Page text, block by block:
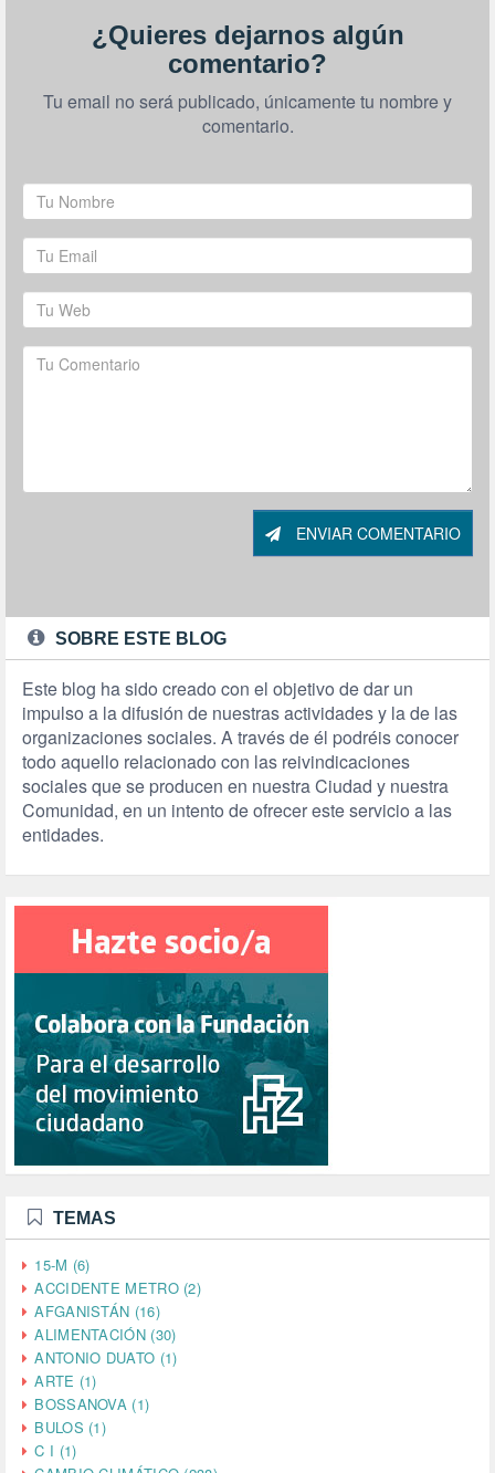
¿Quieres dejarnos algún
comentario?
Tu email no será publicado, únicamente tu nombre y
comentario.
ENVIAR COMENTARIO
SOBRE ESTE BLOG
Este blog ha sido creado con el objetivo de dar un
impulso a la difusión de nuestras actividades y la de las
organizaciones sociales. A través de él podréis conocer
todo aquello relacionado con las reivindicaciones
sociales que se producen en nuestra Ciudad y nuestra
Comunidad, en un intento de ofrecer este servicio a las
entidades.
TEMAS
15-M (6)
ACCIDENTE METRO (2)
AFGANISTÁN (16)
ALIMENTACIÓN (30)
ANTONIO DUATO (1)
ARTE (1)
BOSSANOVA (1)
BULOS (1)
C I (1)